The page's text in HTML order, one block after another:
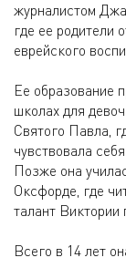
журналистом
где ее родители
еврейского
Ее образование
школах для
Святого Павла,
чувствовала
Позже она
Оксфорде, где
талант Виктории
Всего в 14 лет